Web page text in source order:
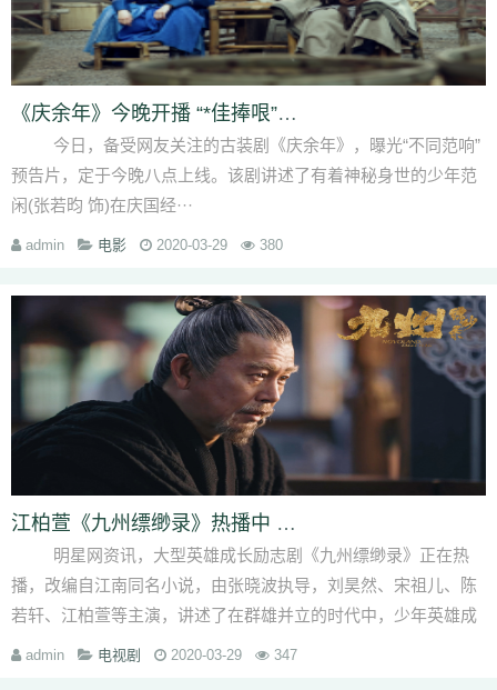
《庆余年》今晚开播 “*佳捧哏”田雨助攻张若
今日，备受网友关注的古装剧《庆余年》，曝光“不同范响”
预告片，定于今晚八点上线。该剧讲述了有着神秘身世的少年范
闲(张若昀 饰)在庆国经···
admin 电影 2020-03-29 380
江柏萱《九州缥缈录》热播中 天驱铁皇排众议助
明星网资讯，大型英雄成长励志剧《九州缥缈录》正在热
播，改编自江南同名小说，由张晓波执导，刘昊然、宋祖儿、陈
若轩、江柏萱等主演，讲述了在群雄并立的时代中，少年英雄成
长、崛···
admin 电视剧 2020-03-29 347